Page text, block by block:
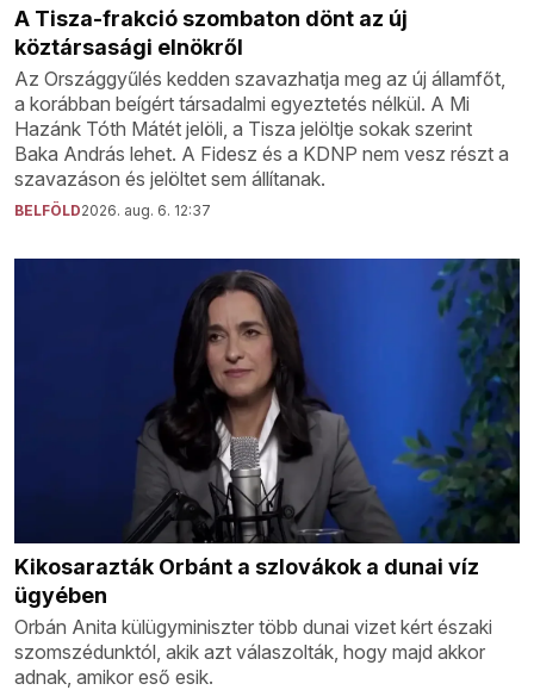
A Tisza-frakció szombaton dönt az új
köztársasági elnökről
Az Országgyűlés kedden szavazhatja meg az új államfőt,
a korábban beígért társadalmi egyeztetés nélkül. A Mi
Hazánk Tóth Mátét jelöli, a Tisza jelöltje sokak szerint
Baka András lehet. A Fidesz és a KDNP nem vesz részt a
szavazáson és jelöltet sem állítanak.
BELFÖLD2026. aug. 6. 12:37
Kikosarazták Orbánt a szlovákok a dunai víz
ügyében
Orbán Anita külügyminiszter több dunai vizet kért északi
szomszédunktól, akik azt válaszolták, hogy majd akkor
adnak, amikor eső esik.